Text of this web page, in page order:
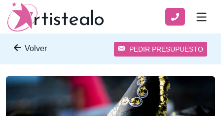
Volver PEDIR PRESUPUESTO